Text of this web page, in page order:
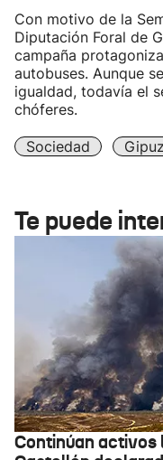
Con motivo de la
Diputación Foral de
campaña
autobuses. Aunque
igualdad, todavía el
chóferes.
Sociedad
Te puede
Continúan activos